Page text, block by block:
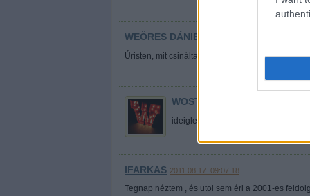
WEÖRES DÁNIEL
Úristen, mit csináltatok a blogsablonnal?
WOSTRY FERENC
ideiglenesen átkapcsolom az
IFARKAS 2011.08.17. 09:07:18
Tegnap néztem , és utol sem éri a 2001-es